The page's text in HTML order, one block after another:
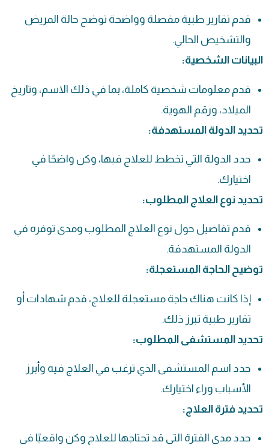
قدم تقارير طبية مفصلة وواضحة توضح حالة المريض
والتشخيص الحالي.
البيانات الشخصية:
قدم معلومات شخصية كاملة، بما في ذلك الاسم، وتاريخ
الميلاد، ورقم الهوية.
تحديد الدولة المستهدفة:
حدد الدولة التي تخطط للعلاج فيها، وكن واضحًا في
اختيارك.
تحديد نوع العلاج المطلوب:
قدم تفاصيل حول نوع العلاج المطلوب ومدى توفره في
الدولة المستهدفة.
توضيح الحاجة المستعجلة:
إذا كانت هناك حاجة مستعجلة للعلاج، قدم شهادات أو
تقارير طبية تبرز ذلك.
تحديد المستشفى المطلوب:
حدد اسم المستشفى الذي ترغب في العلاج فيه وأبرز
الأسباب وراء اختيارك.
تحديد فترة العلاج:
حدد مدى الفترة التي قد تحتاجها للعلاج وكن واقعيًا في